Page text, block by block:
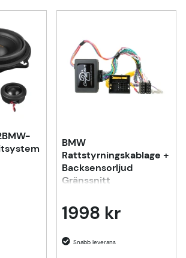
BMW
Rattstyrningskablage +
Backsensorljud
Gränssnitt
1998 kr